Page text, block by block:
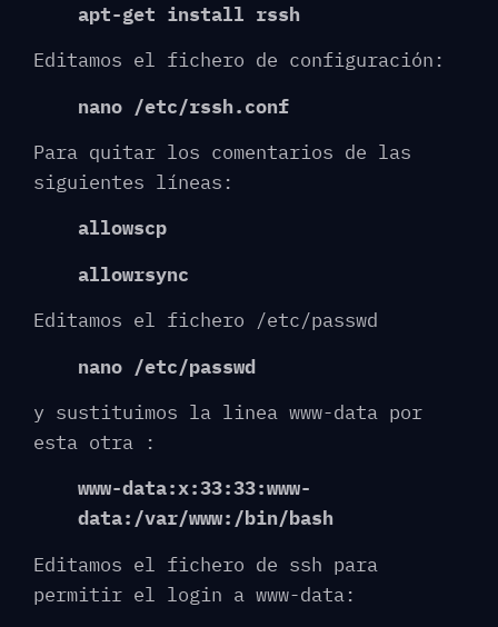
apt-get install rssh
Editamos el fichero de configuración:
nano /etc/rssh.conf
Para quitar los comentarios de las
siguientes líneas:
allowscp
allowrsync
Editamos el fichero /etc/passwd
nano /etc/passwd
y sustituimos la linea www-data por
esta otra :
www-data:x:33:33:www-
data:/var/www:/bin/bash
Editamos el fichero de ssh para
permitir el login a www-data: